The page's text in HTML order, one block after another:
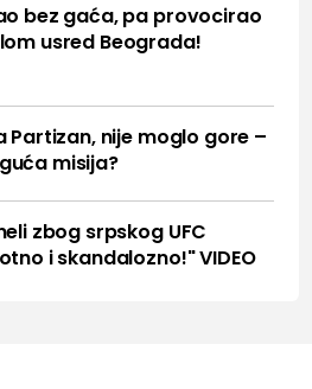
bez gaća, pa provocirao
usred Beograda!
nije moglo gore –
misija?
zbog srpskog UFC
i skandalozno!" VIDEO